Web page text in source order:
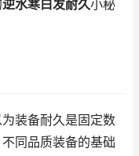
逆水寒白发耐久小秘
装备耐久是固定数
同品质装备的基础